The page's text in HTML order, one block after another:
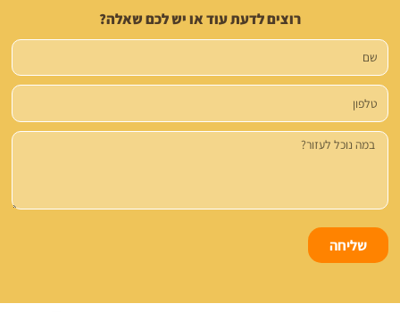
רוצים לדעת עוד או יש לכם שאלה?
שם
טלפון
הודעה
שליחה